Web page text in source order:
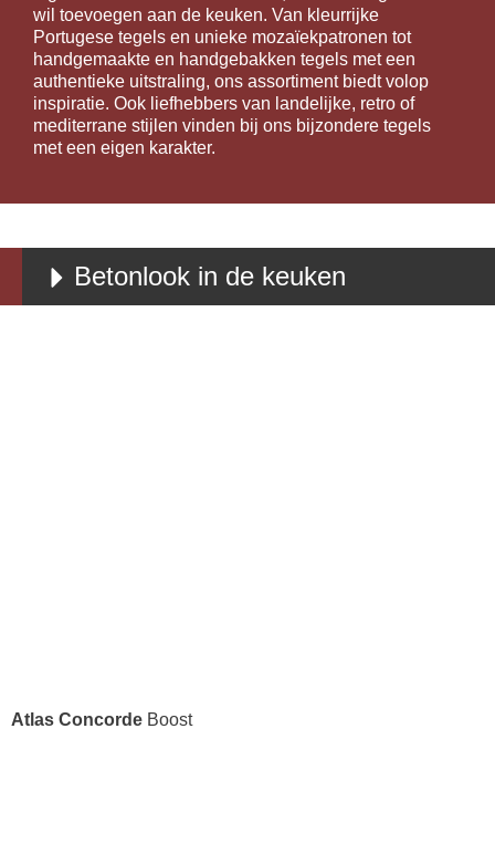
wil toevoegen aan de keuken. Van kleurrijke
Portugese tegels en unieke mozaïekpatronen tot
handgemaakte en handgebakken tegels met een
authentieke uitstraling, ons assortiment biedt volop
inspiratie. Ook liefhebbers van landelijke, retro of
mediterrane stijlen vinden bij ons bijzondere tegels
met een eigen karakter.
Betonlook in de keuken
Atlas Concorde Boost